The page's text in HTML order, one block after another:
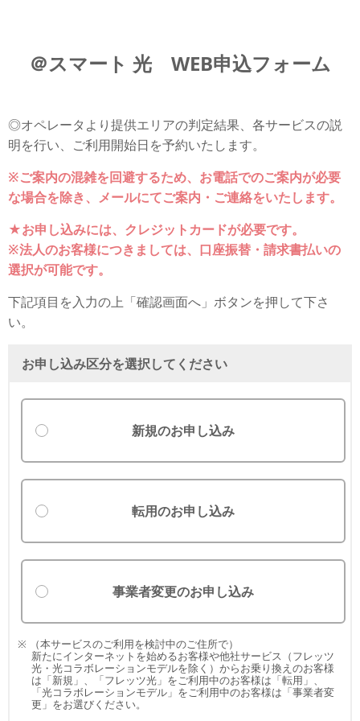
＠スマート 光 WEB申込フォーム
◎オペレータより提供エリアの判定結果、各サービスの説
明を行い、ご利用開始日を予約いたします。
※ご案内の混雑を回避するため、 お電話でのご案内が必要
な場合を除き、メールにてご案内・ご連絡をいたします。
★お申し込みには、クレジットカードが必要です。
※法人のお客様につきましては、口座振替・請求書払いの
選択が可能です。
下記項目を入力の上「確認画面へ」ボタンを押して下さ
い。
お申し込み区分を選択してください
新規のお申し込み
転用のお申し込み
事業者変更のお申し込み
（本サービスのご利用を検討中のご住所で）
新たにインターネットを始めるお客様や他社サービス（フレッツ
光・光コラボレーションモデルを除く）からお乗り換えのお客様
は「新規」、「フレッツ光」をご利用中のお客様は「転用」、
「光コラボレーションモデル」をご利用中のお客様は「事業者変
更」をお選びください。